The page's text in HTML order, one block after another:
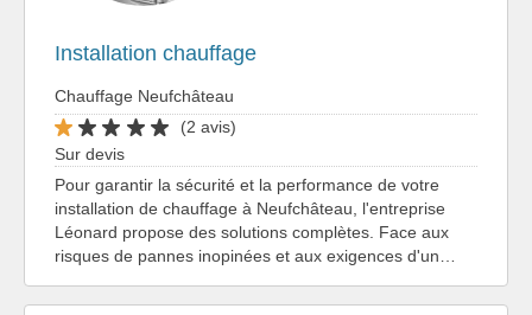
Installation chauffage
Chauffage Neufchâteau
(2 avis)
Sur devis
Pour garantir la sécurité et la performance de votre
installation de chauffage à Neufchâteau, l'entreprise
Léonard propose des solutions complètes. Face aux
risques de pannes inopinées et aux exigences d'un…